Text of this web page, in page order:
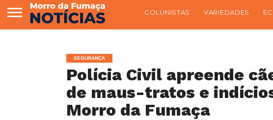
COLUNISTAS VARIEDADES
SEGURANÇA
Polícia Civil apreende
de maus-tratos e
Morro da Fumaça